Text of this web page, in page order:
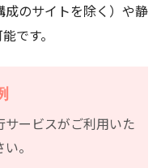
のサイトを除く）や静
です。
ービスがご利用いた
。